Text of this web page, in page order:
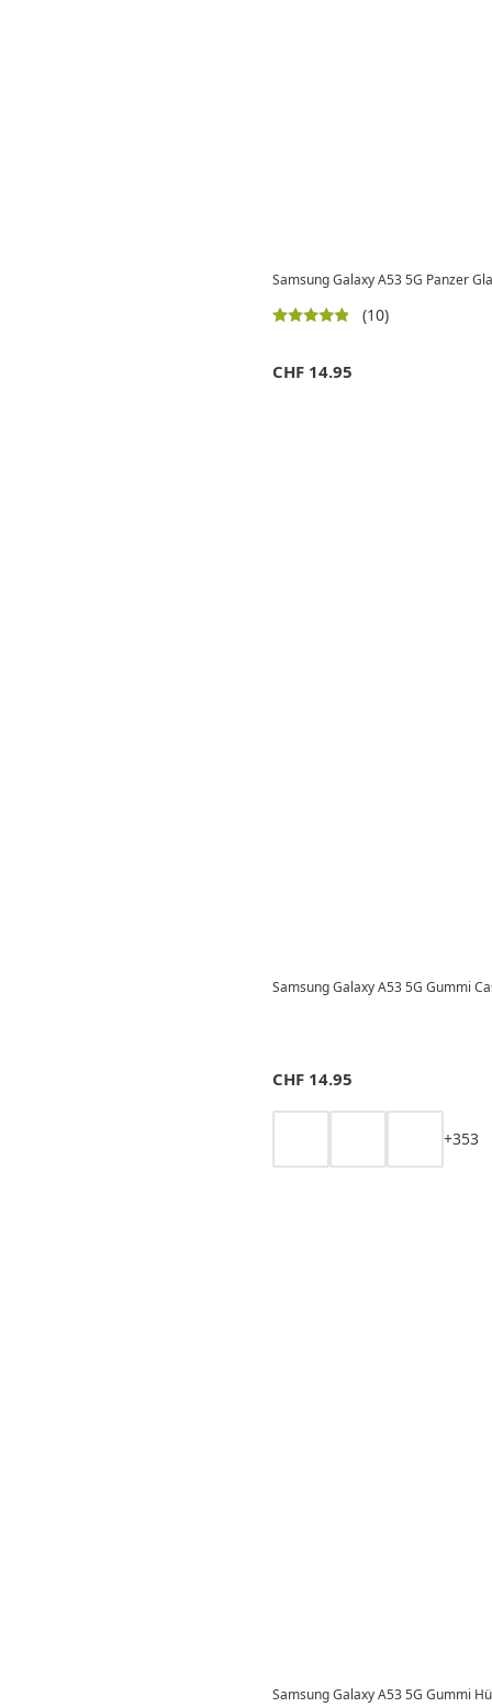
Samsung Galaxy A53 5G Panzer
(10)
CHF 14.95
Samsung Galaxy A53 5G Gummi
CHF 14.95
+353
Samsung Galaxy A53 5G Gummi